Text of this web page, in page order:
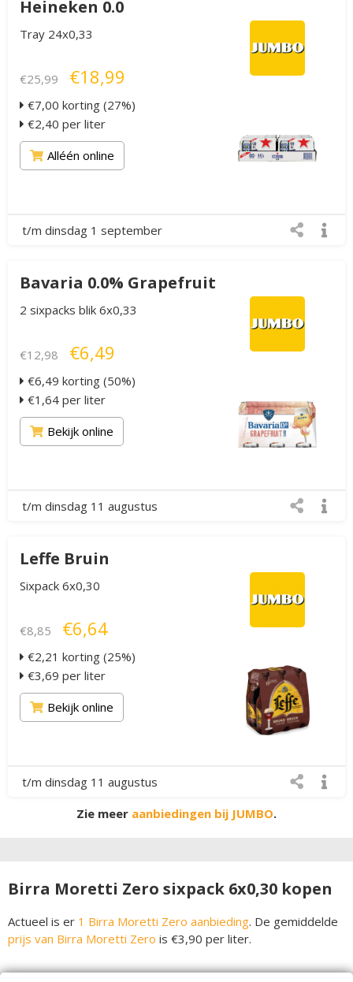
Heineken 0.0
Tray 24x0,33
€25,99 €18,99
€7,00 korting (27%)
€2,40 per liter
Alléén online
t/m dinsdag 1 september
Bavaria 0.0% Grapefruit
2 sixpacks blik 6x0,33
€12,98 €6,49
€6,49 korting (50%)
€1,64 per liter
Bekijk online
t/m dinsdag 11 augustus
Leffe Bruin
Sixpack 6x0,30
€8,85 €6,64
€2,21 korting (25%)
€3,69 per liter
Bekijk online
t/m dinsdag 11 augustus
Zie meer aanbiedingen bij JUMBO.
Birra Moretti Zero sixpack 6x0,30 kopen
Actueel is er 1 Birra Moretti Zero aanbieding. De gemiddelde
prijs van Birra Moretti Zero is €3,90 per liter.